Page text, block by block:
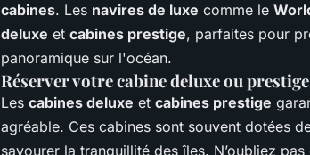
cabines. Les navires de luxe comme le
deluxe et cabines prestige, parfaites pour
panoramique sur l'océan.
Réserver votre cabine deluxe ou prestige
Les cabines deluxe et cabines prestige
agréable. Ces cabines sont souvent dotées
savourer la tranquillité des îles. N’oubliez pas